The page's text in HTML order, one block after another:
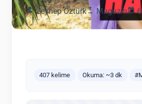
Zeynep Öztürk Magazin
407 kelime Okuma: ~3 dk